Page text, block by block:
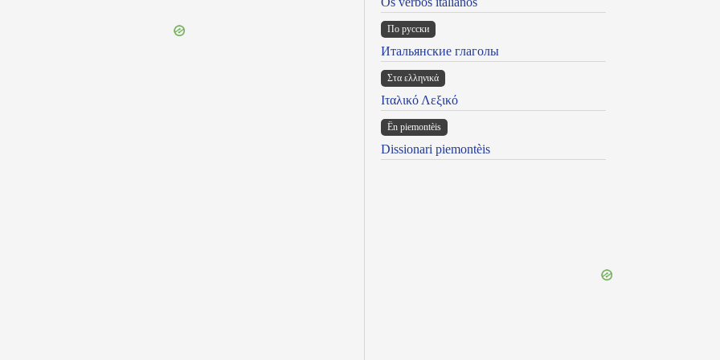
По русски
Итальянские глаголы
Στα ελληνικά
Ιταλικό Λεξικό
Ën piemontèis
Dissionari piemontèis